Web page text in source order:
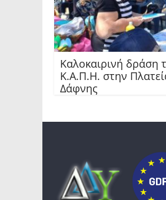
Καλοκαιρινή δράση
Κ.Α.Π.Η. στην
Δάφνης